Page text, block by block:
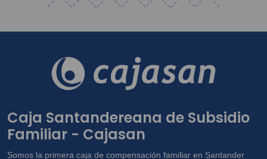
Caja Santandereana de Subsidio
Familiar - Cajasan
Somos la primera caja de compensación familiar en Santander